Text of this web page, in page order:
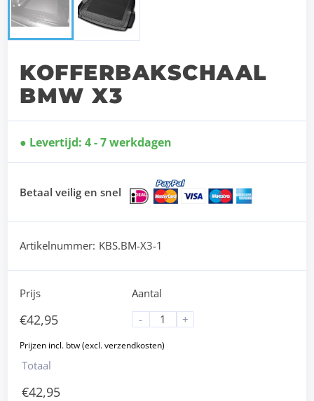
KOFFERBAKSCHAAL
BMW X3
Levertijd: 4 - 7 werkdagen
Betaal veilig en snel
Artikelnummer: KBS.BM-X3-1
Prijs
€42,95
Aantal
-
+
Totaal
€42,95